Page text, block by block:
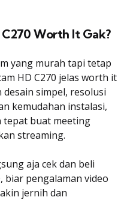
Worth It Gak?
yang murah tapi tetap
HD C270 jelas worth it
simpel, resolusi
kemudahan instalasi,
tepat buat meeting
streaming.
aja cek dan beli
biar pengalaman video
jernih dan